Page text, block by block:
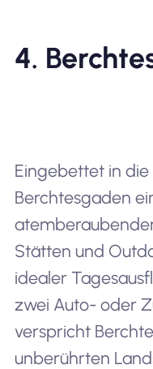
4.
Eingebettet in
Berchtesgaden
Stätten und
idealer
zwei Auto- oder
verspricht
unberührten